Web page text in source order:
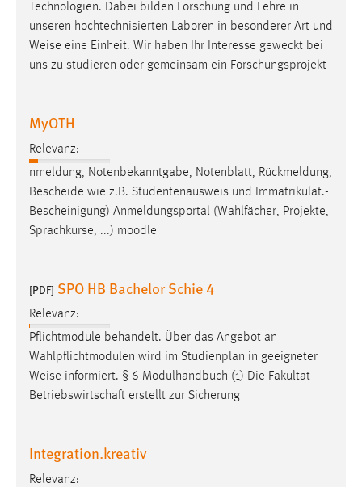
Technologien. Dabei bilden Forschung und Lehre in
unseren hochtechnisierten Laboren in besonderer Art und
Weise eine Einheit. Wir haben Ihr Interesse geweckt bei
uns zu studieren oder gemeinsam ein Forschungsprojekt
MyOTH
Relevanz:
n­mel­dung, Noten­be­kannt­gabe, Noten­blatt, Rück­mel­dung,
Bes­chei­de wie z.B. Stu­den­ten­aus­weis und Im­mat­ri­kulat.-
Bescheinigung) Anmeldungsportal (Wahlfächer, Projekte,
Sprachkurse, ...) moodle
[PDF] SPO HB Bachelor Schie 4
Relevanz:
Pflichtmodule behandelt. Über das Angebot an
Wahlpflichtmodulen wird im Studienplan in geeigneter
Weise informiert. § 6 Modulhandbuch (1) Die Fakultät
Betriebswirtschaft erstellt zur Sicherung
Integration.kreativ
Relevanz: